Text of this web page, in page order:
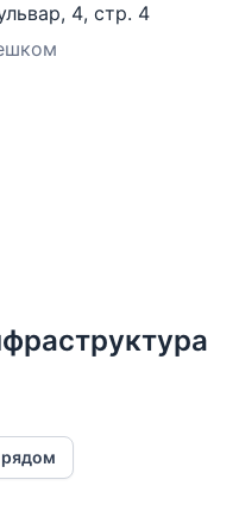
, 4, стр. 4